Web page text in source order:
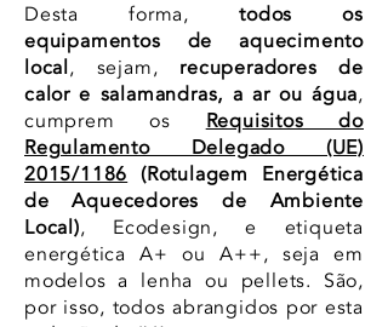
Desta forma,todos os
equipamentos de aquecimento
local, sejam, recuperadores de
calor e salamandras, a ar ou água,
cumprem os Requisitos do
Regulamento Delegado (UE)
2015/1186 (Rotulagem Energética
de Aquecedores de Ambiente
Local), Ecodesign, e etiqueta
energética A+ ou A++, seja em
modelos a lenha ou pellets. São,
por isso, todos abrangidos por esta